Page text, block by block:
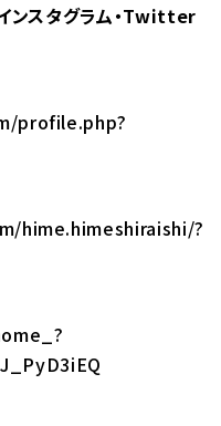
ンスタグラム・Twitter
profile.php?
hime.himeshiraishi/?